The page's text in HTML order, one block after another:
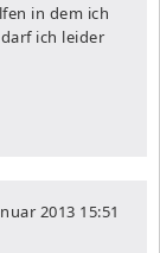
in dem ich
ich leider
2013 15:51